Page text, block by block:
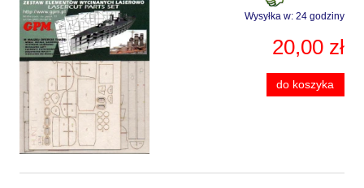
Wysyłka w: 24 godziny
20,00 zł
do koszyka